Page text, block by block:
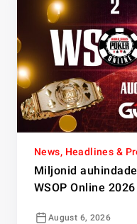
News, Headlines &
Miljonid
WSOP Online
August 6, 2026